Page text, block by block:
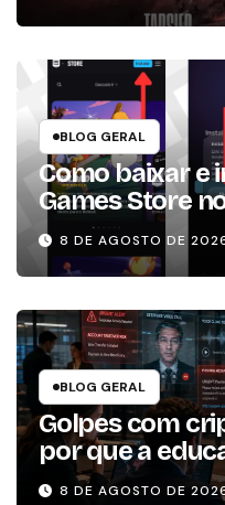
BLOG GERAL
Como baixar e
Games Store
8 DE AGOSTO DE
BLOG GERAL
Golpes com
por que a
tornou um dos
8 DE AGOSTO DE